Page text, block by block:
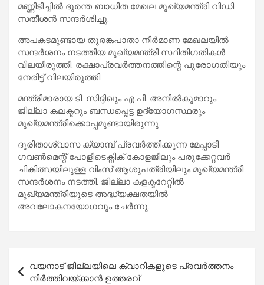
മണ്ണിടിച്ചില്‍ ദുരന്ത ബാധിത മേഖല മുഖ്യമന്ത്രി വിഡി
സതീശന്‍ സന്ദർശിച്ചു.
അപകടമുണ്ടായ തുരങ്കപാതാ നിര്‍മാണ മേഖലയില്‍
സന്ദര്‍ശനം നടത്തിയ മുഖ്യമന്ത്രി സ്ഥിതിഗതികള്‍
വിലയിരുത്തി. രക്ഷാപ്രവര്‍ത്തനത്തിന്റെ പുരോഗതിയും
നേരിട്ട് വിലയിരുത്തി.
മന്ത്രിമാരായ ടി. സിദ്ദിഖും എ.പി. അനില്‍കുമാറും
ജില്ലാ കലക്ടറും ബന്ധപ്പെട്ട ഉദ്യോഗസ്ഥരും
മുഖ്യമന്ത്രിക്കൊപ്പമുണ്ടായിരുന്നു.
ദുരിതാശ്വാസ ക്യാമ്പ് പ്രവർത്തിക്കുന്ന മേപ്പാടി
ഗവൺമെന്റ് പോളിടെക്നിക് കോളജിലും പരുക്കേറ്റവർ
ചികിത്സയിലുള്ള വിംസ് ആശുപത്രിയിലും മുഖ്യമന്ത്രി
സന്ദർശനം നടത്തി. ജില്ലാ കളക്ടറേറ്റിൽ
മുഖ്യമന്ത്രിയുടെ അദ്ധ്യക്ഷതയിൽ
അവലോകനയോഗവും ചേർന്നു.
navigation
വയനാട് ജില്ലയിലെ ക്വാറികളുടെ പ്രവർത്തനം
നിർത്തിവയ്ക്കാൻ ഉത്തരവ്